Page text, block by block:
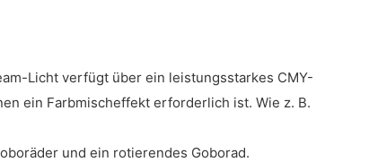
Licht verfügt über ein leistungsstarkes CMY-
ein Farbmischeffekt erforderlich ist. Wie z. B.
und ein rotierendes Goborad.